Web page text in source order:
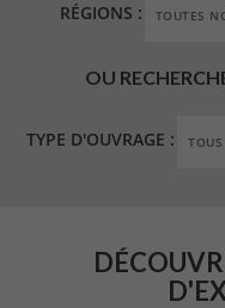
RÉGIONS :
OU
TYPE D'OUVRAGE :